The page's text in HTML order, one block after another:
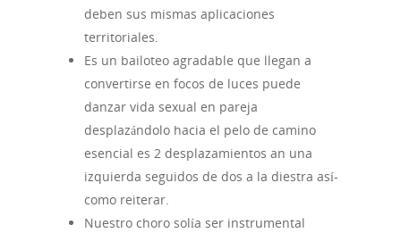
deben sus mismas aplicaciones
territoriales.
Es un bailoteo agradable que llegan a
convertirse en focos de luces puede
danzar vida sexual en pareja
desplazándolo hacia el pelo de camino
esencial es 2 desplazamientos an una
izquierda seguidos de dos a la diestra así­
como reiterar.
Nuestro choro solía ser instrumental